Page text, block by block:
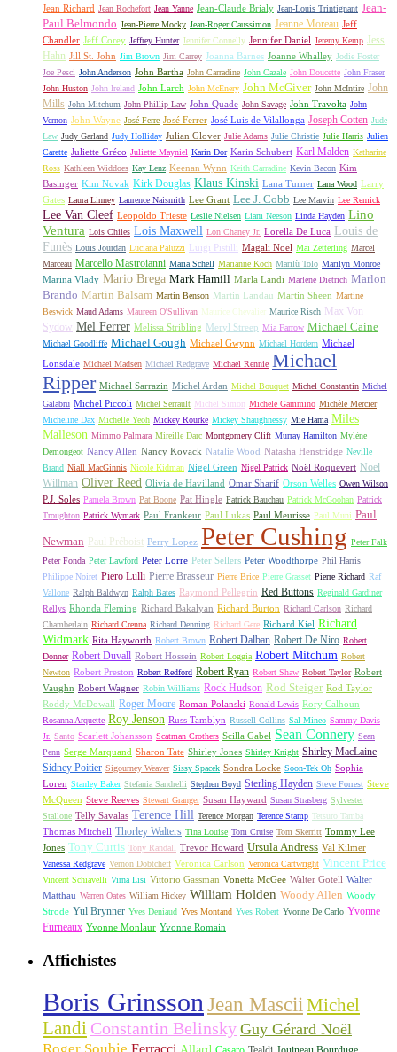
Jean Richard Jean Rochefort Jean Yanne Jean-Claude Brialy Jean-Louis Trintignant Jean-
Paul Belmondo Jean-Pierre Mocky Jean-Roger Caussimon Jeanne Moreau Jeff
Chandler Jeff Corey Jeffrey Hunter Jennifer Connelly Jennifer Daniel Jeremy Kemp Jess
Hahn Jill St. John Jim Brown Jim Carrey Joanna Barnes Joanne Whalley Jodie Foster
Joe Pesci John Anderson John Bartha John Carradine John Cazale John Doucette John Fraser
John Huston John Ireland John Larch John McEnery John McGiver John McIntire John
Mills John Mitchum John Phillip Law John Quade John Savage John Travolta John
Vernon John Wayne José Ferre José Ferrer José Luis de Vilallonga Joseph Cotten Jude
Law Judy Garland Judy Holliday Julian Glover Julie Adams Julie Christie Julie Harris Julien
Carette Juliette Gréco Juliette Mayniel Karin Dor Karin Schubert Karl Malden Katharine
Ross Kathleen Widdoes Kay Lenz Keenan Wynn Keith Carradine Kevin Bacon Kim
Basinger Kim Novak Kirk Douglas Klaus Kinski Lana Turner Lana Wood Larry
Gates Laura Linney Laurence Naismith Lee Grant Lee J. Cobb Lee Marvin Lee Remick
Lee Van Cleef Leopoldo Trieste Leslie Nielsen Liam Neeson Linda Hayden Lino
Ventura Lois Chiles Lois Maxwell Lon Chaney Jr. Lorella De Luca Louis de
Funès Louis Jourdan Luciana Paluzzi Luigi Pistilli Magali Noël Mai Zetterling Marcel
Marceau Marcello Mastroianni Maria Schell Marianne Koch Marilù Tolo Marilyn Monroe
Marina Vlady Mario Brega Mark Hamill Marla Landi Marlene Dietrich Marlon
Brando Martin Balsam Martin Benson Martin Landau Martin Sheen Martine
Beswick Maud Adams Maureen O'Sullivan Maurice Chevalier Maurice Risch Max Von
Sydow Mel Ferrer Melissa Stribling Meryl Streep Mia Farrow Michael Caine
Michael Goodliffe Michael Gough Michael Gwynn Michael Hordern Michael
Lonsdale Michael Madsen Michael Redgrave Michael Rennie Michael
Ripper Michael Sarrazin Michel Ardan Michel Bouquet Michel Constantin Michel
Galabru Michel Piccoli Michel Serrault Michel Simon Michele Gammino Michèle Mercier
Micheline Dax Michelle Yeoh Mickey Rourke Mickey Shaughnessy Mie Hama Miles
Malleson Mimmo Palmara Mireille Darc Montgomery Clift Murray Hamilton Mylène
Demongeot Nancy Allen Nancy Kovack Natalie Wood Natasha Henstridge Neville
Brand Niall MacGinnis Nicole Kidman Nigel Green Nigel Patrick Noël Roquevert Noel
Willman Oliver Reed Olivia de Havilland Omar Sharif Orson Welles Owen Wilson
P.J. Soles Pamela Brown Pat Boone Pat Hingle Patrick Bauchau Patrick McGoohan Patrick
Troughton Patrick Wymark Paul Frankeur Paul Lukas Paul Meurisse Paul Muni Paul
Newman Paul Préboist Perry Lopez Peter Cushing Peter Falk
Peter Fonda Peter Lawford Peter Lorre Peter Sellers Peter Woodthorpe Phil Harris
Philippe Noiret Piero Lulli Pierre Brasseur Pierre Brice Pierre Grasset Pierre Richard Raf
Vallone Ralph Baldwyn Ralph Bates Raymond Pellegrin Red Buttons Reginald Gardiner
Rellys Rhonda Fleming Richard Bakalyan Richard Burton Richard Carlson Richard
Chamberlain Richard Crenna Richard Denning Richard Gere Richard Kiel Richard
Widmark Rita Hayworth Robert Brown Robert Dalban Robert De Niro Robert
Donner Robert Duvall Robert Hossein Robert Loggia Robert Mitchum Robert
Newton Robert Preston Robert Redford Robert Ryan Robert Shaw Robert Taylor Robert
Vaughn Robert Wagner Robin Williams Rock Hudson Rod Steiger Rod Taylor
Roddy McDowall Roger Moore Roman Polanski Ronald Lewis Rory Calhoun
Rosanna Arquette Roy Jenson Russ Tamblyn Russell Collins Sal Mineo Sammy Davis
Jr. Santo Scarlett Johansson Scatman Crothers Scilla Gabel Sean Connery Sean
Penn Serge Marquand Sharon Tate Shirley Jones Shirley Knight Shirley MacLaine
Sidney Poitier Sigourney Weaver Sissy Spacek Sondra Locke Soon-Tek Oh Sophia
Loren Stanley Baker Stefania Sandrelli Stephen Boyd Sterling Hayden Steve Forrest Steve
McQueen Steve Reeves Stewart Granger Susan Hayward Susan Strasberg Sylvester
Stallone Telly Savalas Terence Hill Terence Morgan Terence Stamp Tetsuro Tamba
Thomas Mitchell Thorley Walters Tina Louise Tom Cruise Tom Skerritt Tommy Lee
Jones Tony Curtis Tony Randall Trevor Howard Ursula Andress Val Kilmer
Vanessa Redgrave Vernon Dobtcheff Veronica Carlson Veronica Cartwright Vincent Price
Vincent Schiavelli Virna Lisi Vittorio Gassman Vonetta McGee Walter Gotell Walter
Matthau Warren Oates William Hickey William Holden Woody Allen Woody
Strode Yul Brynner Yves Deniaud Yves Montand Yves Robert Yvonne De Carlo Yvonne
Furneaux Yvonne Monlaur Yvonne Romain
Affichistes
Boris Grinsson Jean Mascii Michel
Landi Constantin Belinsky Guy Gérard Noël
Roger Soubie Ferracci